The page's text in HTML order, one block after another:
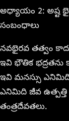
అధ్యాయం 2: అష్ట
సంబంధాలు
నవభైరవ తత్వం
ఇవి భౌతిక
ఇవి మనస్సు ఎనిమిది
ఎనిమిది జీవ ఉత్పత్తి
తంత్రదేవతలు.